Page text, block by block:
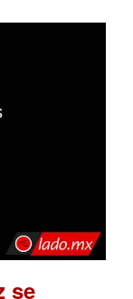
se